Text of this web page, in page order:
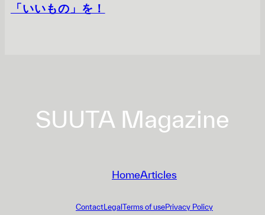
「いいもの」を！
SUUTA Magazine
HomeArticles
ContactLegal Terms of usePrivacy Policy